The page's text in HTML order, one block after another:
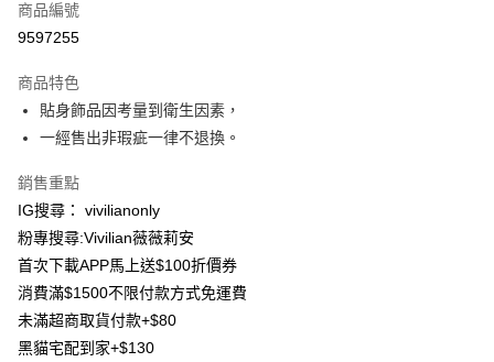
信用卡分期付款
合作金庫商業銀行
華南商業銀行
上海商業儲蓄銀行
臺灣中小企業銀行
匯豐（台灣）商業銀行
聯邦商業銀行
元大商業銀行
台新國際商業銀行
台灣樂天信用卡公司
超商取貨付款
LINE Pay
Apple Pay
街口支付
悠遊付
Google Pay
大哥付你分期
商品編號
9597255
商品特色
貼身飾品因考量到衛生因素，
一經售出非瑕疵一律不退換。
銷售重點
IG搜尋： vivilianonly
粉專搜尋:Vivilian薇薇莉安
首次下載APP馬上送$100折價券
消費滿$1500不限付款方式免運費
未滿超商取貨付款+$80
黑貓宅配到家+$130